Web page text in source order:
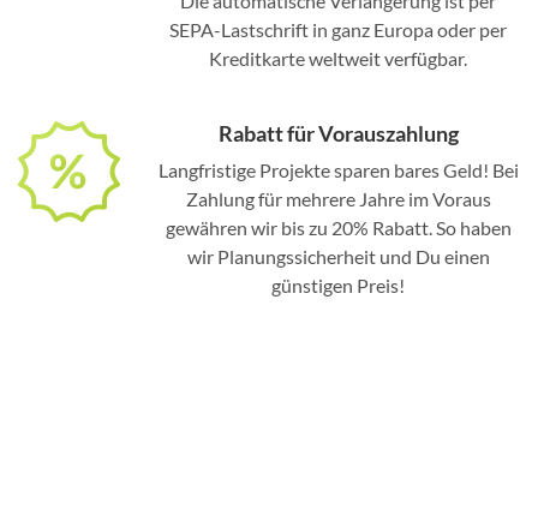
SEPA-Lastschrift in ganz Europa oder per
Kreditkarte weltweit verfügbar.
Rabatt für Vorauszahlung
Langfristige Projekte sparen bares Geld! Bei
Zahlung für mehrere Jahre im Voraus
gewähren wir bis zu 20% Rabatt. So haben
wir Planungssicherheit und Du einen
günstigen Preis!